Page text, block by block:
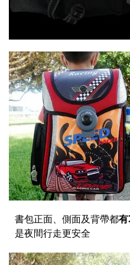
書包正面、側面及背帶都
是夜間行走更安全